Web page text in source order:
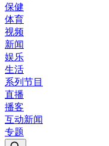
保健
体育
视频
新闻
娱乐
生活
系列节目
直播
播客
互动新闻
专题